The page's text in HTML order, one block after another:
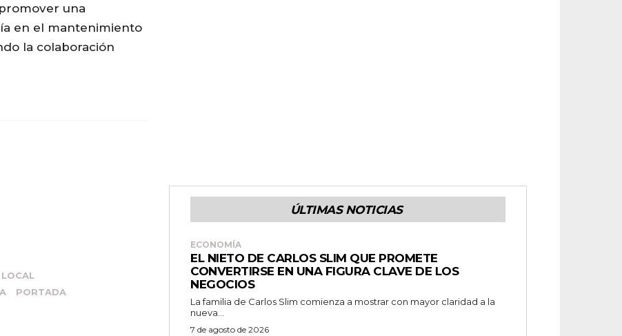
promover una
en el mantenimiento
la colaboración
LOCAL
PORTADA
ÚLTIMAS NOTICIAS
ECONOMÍA
EL NIETO DE CARLOS SLIM QUE PROMETE
CONVERTIRSE EN UNA FIGURA CLAVE DE LOS
NEGOCIOS
La familia de Carlos Slim comienza a mostrar con mayor claridad a la
nueva...
7 de agosto de 2026